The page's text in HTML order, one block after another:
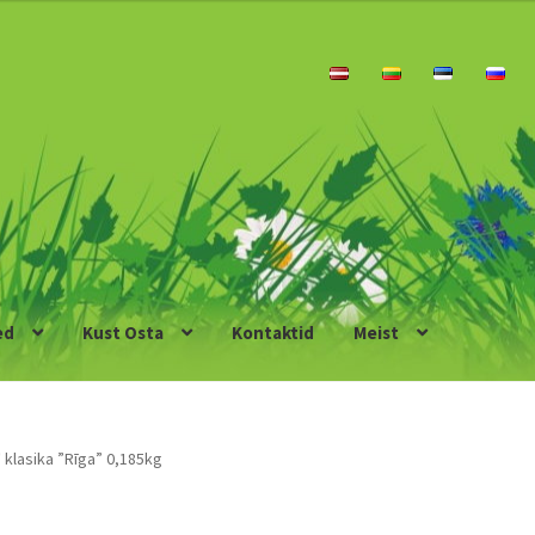
Kust Osta Kontaktid Meist
”Rīga” 0,185kg